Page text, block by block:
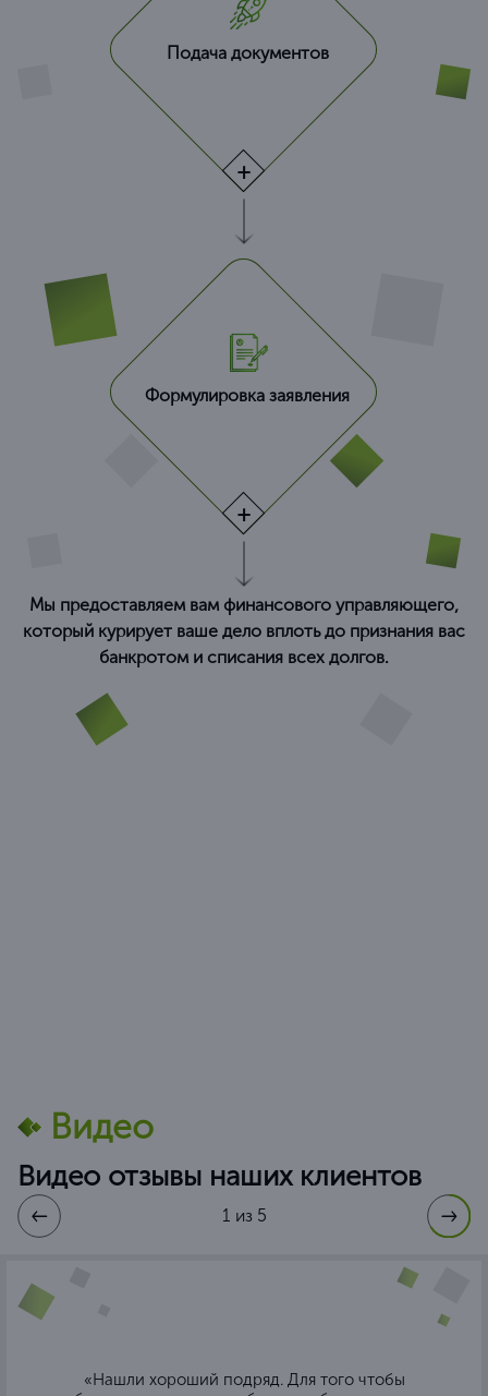
Подача документов
Формулировка заявления
Мы предоставляем вам финансового управляющего,
который курирует ваше дело вплоть до признания вас
банкротом и списания всех долгов.
Видео
Видео отзывы наших клиентов
1 из 5
«Нашли хороший подряд. Для того чтобы